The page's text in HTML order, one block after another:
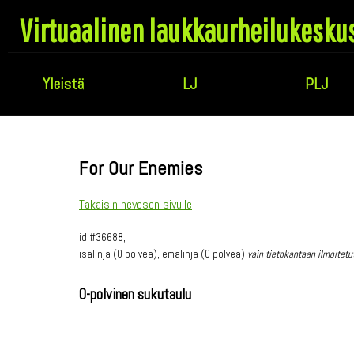
Virtuaalinen
Yleistä LJ PLJ
For Our Enemies
Takaisin hevosen sivulle
id #36688,
isälinja (0 polvea), emälinja (0 polvea) vain tietokantaan
0-polvinen sukutaulu